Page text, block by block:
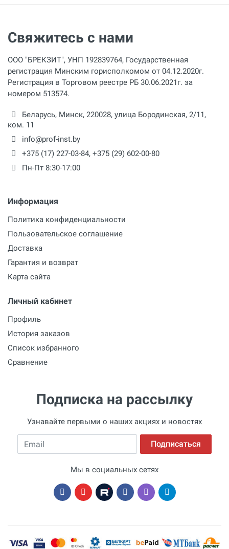
Свяжитесь с нами
ООО "БРЕКЗИТ", УНП 192839764, Государственная
регистрация Минским горисполкомом от 04.12.2020г.
Регистрация в Торговом реестре РБ 30.06.2021г. за
номером 513574.
Беларусь, Минск, 220028, улица Бородинская, 2/11,
ком. 11
info@prof-inst.by
+375 (17) 227-03-84, +375 (29) 602-00-80
Пн-Пт 8:30-17:00
Информация
Политика конфиденциальности
Пользовательское соглашение
Доставка
Гарантия и возврат
Карта сайта
Личный кабинет
Профиль
История заказов
Список избранного
Сравнение
Подписка на рассылку
Узнавайте первыми о наших акциях и новостях
Email Подписаться
Мы в социальных сетях